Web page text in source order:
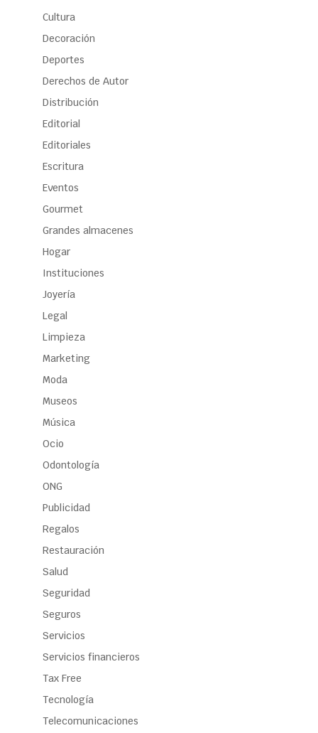
Cultura
Decoración
Deportes
Derechos de Autor
Distribución
Editorial
Editoriales
Escritura
Eventos
Gourmet
Grandes almacenes
Hogar
Instituciones
Joyería
Legal
Limpieza
Marketing
Moda
Museos
Música
Ocio
Odontología
ONG
Publicidad
Regalos
Restauración
Salud
Seguridad
Seguros
Servicios
Servicios financieros
Tax Free
Tecnología
Telecomunicaciones